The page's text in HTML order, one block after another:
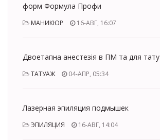
форм Формула Профи
МАНИКЮР 16-АВГ, 16:07
Двоетапна анестезія в ПМ та для тату
ТАТУАЖ 04-АПР, 05:34
Лазерная эпиляция подмышек
ЭПИЛЯЦИЯ 16-АВГ, 14:04